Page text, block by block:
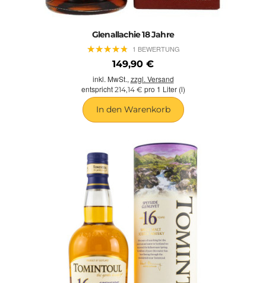
Glenallachie 18 Jahre
★★★★★
★★★★★ 1 BEWERTUNG
149,90 €
inkl. MwSt., zzgl. Versand
entspricht 214,14 € pro 1 Liter (l)
In den Warenkorb